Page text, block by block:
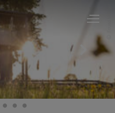
Fouad Vollmer